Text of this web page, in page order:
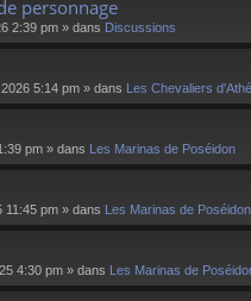
personnage
2:39 pm » dans Discussions
5:14 pm » dans Les Chevaliers
pm » dans Les Marinas de Poséidon
11:45 pm » dans Les Marinas de Poséidon
4:30 pm » dans Les Marinas de